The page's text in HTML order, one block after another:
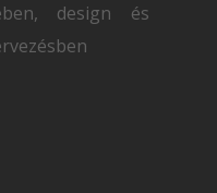
design és